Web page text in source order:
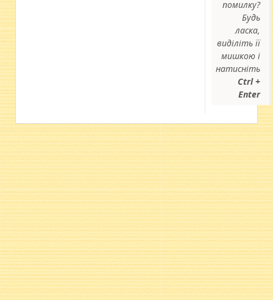
помилку?
Будь
ласка,
виділіть її
мишкою і
натисніть
Ctrl +
Enter